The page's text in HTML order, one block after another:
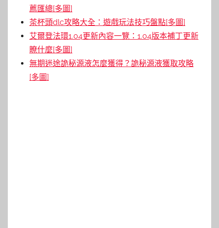
薦匯總[多圖]
茶杯頭dlc攻略大全：遊戲玩法技巧盤點[多圖]
艾爾登法環1.04更新內容一覽：1.04版本補丁更新
瞭什麼[多圖]
無期迷途詭秘源液怎麼獲得？詭秘源液獲取攻略
[多圖]